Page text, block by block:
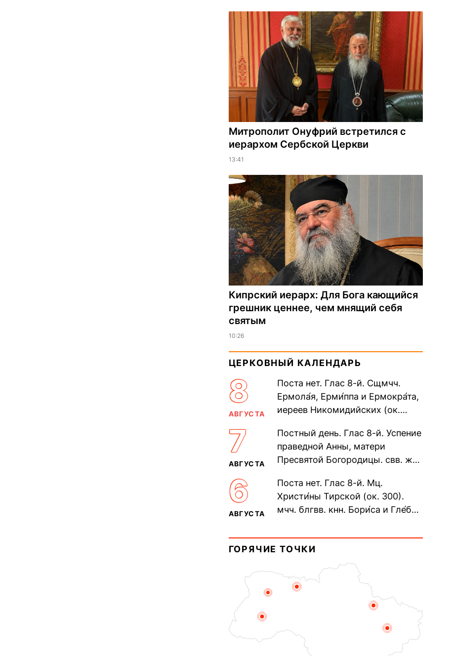
Митрополит Онуфрий встретился с
иерархом Сербской Церкви
13:41
Кипрский иерарх: Для Бога кающийся
грешник ценнее, чем мнящий себя
святым
10:26
ЦЕРКОВНЫЙ КАЛЕНДАРЬ
8
АВГУСТА
Поста нет. Глас 8-й. Сщмчч.
Ермола́я, Ерми́ппа и Ермокра́та,
иереев Никомидийских (ок.
Печерского, в Ближних
пещерах...
7
АВГУСТА
Постный день. Глас 8-й. Успение
праведной Анны, матери
Пресвятой Богородицы. свв. жен
прп. Евпракси́и девы,...
6
АВГУСТА
Поста нет. Глас 8-й. Мц.
Христи́ны Тирской (ок. 300).
мчч. блгвв. кнн. Бори́са и Гле́ба,
Дави́да (1015). Прп....
ГОРЯЧИЕ ТОЧКИ